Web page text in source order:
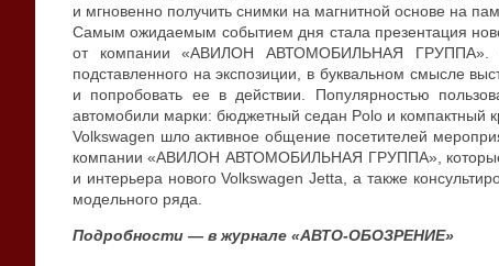
и мгновенно получить снимки на магнитной основе на
Самым ожидаемым событием дня стала презентация
от компании «АВИЛОН АВТОМОБИЛЬНАЯ ГРУППА». С
подставленного на экспозиции, в буквальном смысле
и попробовать ее в действии. Популярностью
автомобили марки: бюджетный седан Polo и компактный
Volkswagen шло активное общение посетителей
компании «АВИЛОН АВТОМОБИЛЬНАЯ ГРУППА», которые
и интерьера нового Volkswagen Jetta, а также
модельного ряда.
Подробности — в журнале «АВТО-ОБОЗРЕНИЕ»